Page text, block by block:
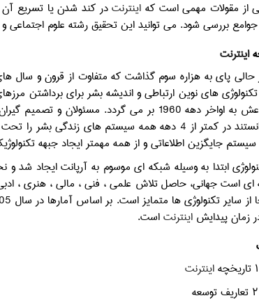
از مقولات مهمی است که اینترنتدر کند شدن یا تسریع آن
بررسی شود. می توانید این تحقیق رشته علوم اجتماعی
اینترنت
پای به هزاره سوم گذاشت که متفاوت از قرون و سال
های نوین ارتباطی و اندیشه بشر برای برداشتن
و اختراعش به اواخر دهه 1960 بر می گردد.
سیستم های زندگی بشر را تحت تاثیر قرار می دهد. نخستین بار
جایگزین اطلاعاتی و از همه مهمتر ایجاد جبهه
ابتدا به وسیله شبکه ای موسوم به آرپانت ایجاد شد و
ای است جهانی، حاصل تلاش علمی ، فنی ، مالی ، هنری ،
تکنولوژی ها متمایز است. بر اساس آمارها در سال 2005 میلادی ، تعداد کاربران
زمان پیدایش اینترنتاست.
۱ تاریخچه
اینترنت
۲ تعاریف توسعه